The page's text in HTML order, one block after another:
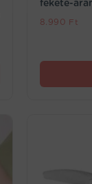
fekete-
8.990 Ft